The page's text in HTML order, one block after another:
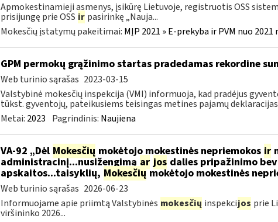
Apmokestinamieji asmenys, įsikūrę Lietuvoje, registruotis OSS
prisijungę prie OSS ir pasirinkę „Nauja...
Mokesčių įstatymų pakeitimai: MĮP 2021 » E-prekyba ir PVM nuo 2021
GPM permokų grąžinimo startas pradedamas rekordine
Web turinio sąrašas 2023-03-15
Valstybinė mokesčių inspekcija (VMI) informuoja, kad pradėjus
tūkst. gyventojų, pateikusiems teisingas metines pajamų
Metai: 2023 Pagrindinis: Naujiena
VA-92 „Dėl Mokesčių mokėtojo mokestinės nepriemokos ir
administracinį...nusižengimąar jos dalies pripažinimo
apskaitos...taisyklių, Mokesčiųmokėtojo mokestinės
Web turinio sąrašas 2026-06-23
Informuojame apie priimtą Valstybinės mokesčių inspekcijos prie
viršininko 2026...